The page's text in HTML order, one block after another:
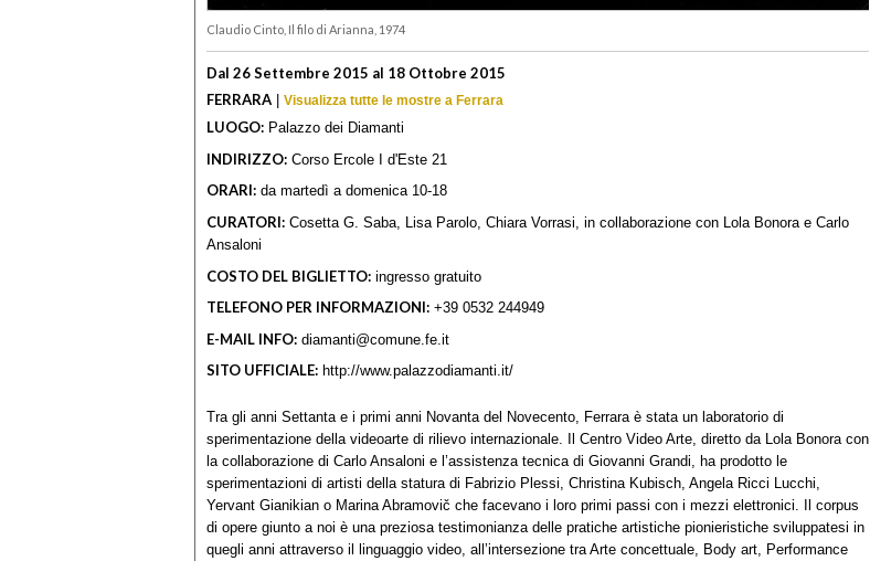
Claudio Cinto, Il filo di Arianna, 1974
Dal 26 Settembre 2015 al 18 Ottobre 2015
FERRARA | Visualizza tutte le mostre a Ferrara
LUOGO: Palazzo dei Diamanti
INDIRIZZO: Corso Ercole I d'Este 21
ORARI: da martedì a domenica 10-18
CURATORI: Cosetta G. Saba, Lisa Parolo, Chiara Vorrasi, in collaborazione con Lola Bonora e Carlo
Ansaloni
COSTO DEL BIGLIETTO: ingresso gratuito
TELEFONO PER INFORMAZIONI: +39 0532 244949
E-MAIL INFO: diamanti@comune.fe.it
SITO UFFICIALE: http://www.palazzodiamanti.it/
Tra gli anni Settanta e i primi anni Novanta del Novecento, Ferrara è stata un laboratorio di
sperimentazione della videoarte di rilievo internazionale. Il Centro Video Arte, diretto da Lola Bonora con
la collaborazione di Carlo Ansaloni e l’assistenza tecnica di Giovanni Grandi, ha prodotto le
sperimentazioni di artisti della statura di Fabrizio Plessi, Christina Kubisch, Angela Ricci Lucchi,
Yervant Gianikian o Marina Abramovič che facevano i loro primi passi con i mezzi elettronici. Il corpus
di opere giunto a noi è una preziosa testimonianza delle pratiche artistiche pionieristiche sviluppatesi in
quegli anni attraverso il linguaggio video, all’intersezione tra Arte concettuale, Body art, Performance